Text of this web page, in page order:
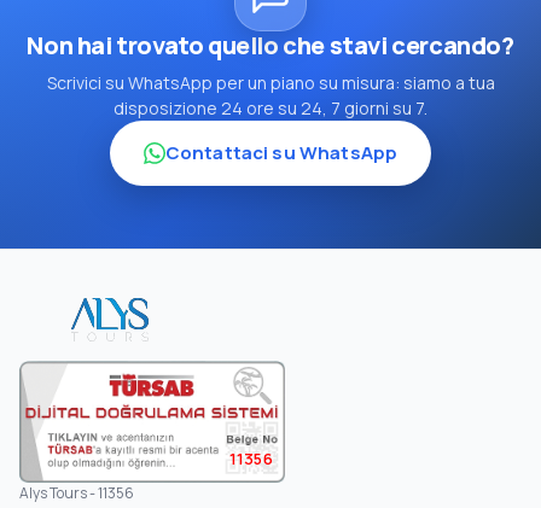
Non hai trovato quello che stavi cercando?
Scrivici su WhatsApp per un piano su misura: siamo a tua
disposizione 24 ore su 24, 7 giorni su 7.
Contattaci su WhatsApp
11356
Alys Tours - 11356